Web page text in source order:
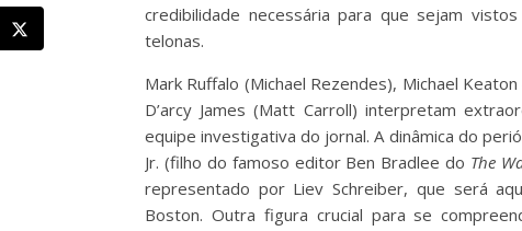
credibilidade necessária para que sejam
telonas.
Mark Ruffalo (Michael Rezendes), Michael
D’arcy James (Matt Carroll) interpretam
equipe investigativa do jornal. A dinâmica do
Jr. (filho do famoso editor Ben Bradlee do The
representado por Liev Schreiber, que será
Boston. Outra figura crucial para se